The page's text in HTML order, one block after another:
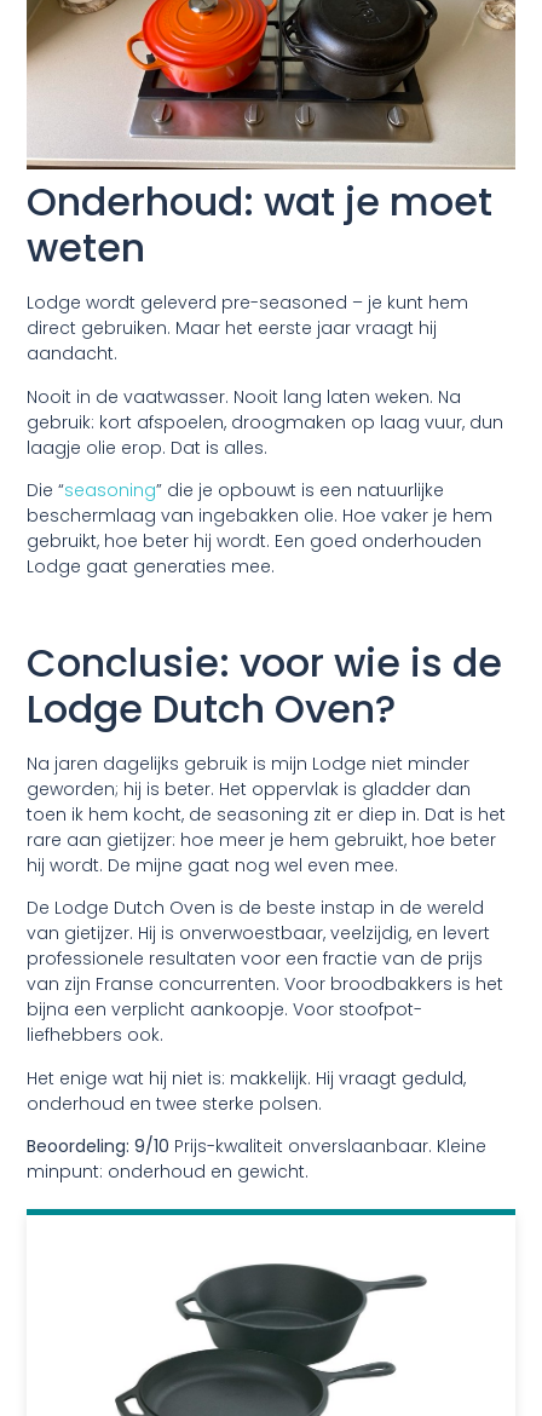
Onderhoud: wat je moet
weten
Lodge wordt geleverd pre-seasoned – je kunt hem
direct gebruiken. Maar het eerste jaar vraagt hij
aandacht.
Nooit in de vaatwasser. Nooit lang laten weken. Na
gebruik: kort afspoelen, droogmaken op laag vuur, dun
laagje olie erop. Dat is alles.
Die “seasoning” die je opbouwt is een natuurlijke
beschermlaag van ingebakken olie. Hoe vaker je hem
gebruikt, hoe beter hij wordt. Een goed onderhouden
Lodge gaat generaties mee.
Conclusie: voor wie is de
Lodge Dutch Oven?
Na jaren dagelijks gebruik is mijn Lodge niet minder
geworden; hij is beter. Het oppervlak is gladder dan
toen ik hem kocht, de seasoning zit er diep in. Dat is het
rare aan gietijzer: hoe meer je hem gebruikt, hoe beter
hij wordt. De mijne gaat nog wel even mee.
De Lodge Dutch Oven is de beste instap in de wereld
van gietijzer. Hij is onverwoestbaar, veelzijdig, en levert
professionele resultaten voor een fractie van de prijs
van zijn Franse concurrenten. Voor broodbakkers is het
bijna een verplicht aankoopje. Voor stoofpot-
liefhebbers ook.
Het enige wat hij niet is: makkelijk. Hij vraagt geduld,
onderhoud en twee sterke polsen.
Beoordeling: 9/10 Prijs-kwaliteit onverslaanbaar. Kleine
minpunt: onderhoud en gewicht.